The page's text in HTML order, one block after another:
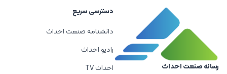
رسانه صنعت احداث
دسترسی سریع
دانشنامه صنعت احداث
رادیو احداث
احداث TV